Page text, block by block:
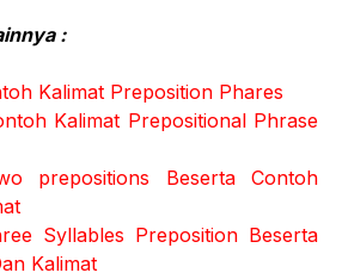
:
Kalimat Preposition Phares
Kalimat Prepositional Phrase
prepositions Beserta Contoh
Syllables Preposition Beserta
Kalimat